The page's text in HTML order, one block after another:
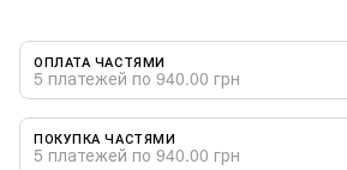
ОПЛАТА ЧАСТЯМИ
5 платежей по 940.00 грн
ПОКУПКА ЧАСТЯМИ
5 платежей по 940.00 грн